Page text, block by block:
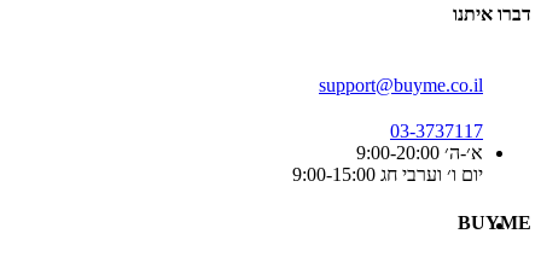
דברו איתנו
support@buyme.co.il
03-3737117
א׳-ה׳ 9:00-20:00
יום ו׳ וערבי חג 9:00-15:00
BUYME